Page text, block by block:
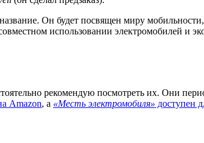
Он будет посвящен миру
использовании электромобилей и
рекомендую посмотреть их. Они
Amazon, а «Месть электромобиля» доступен